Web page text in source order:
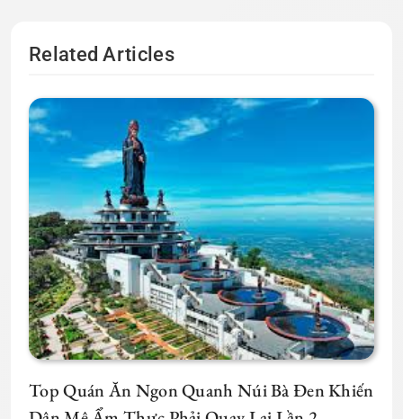
Related Articles
Top Quán Ăn Ngon Quanh Núi Bà Đen Khiến